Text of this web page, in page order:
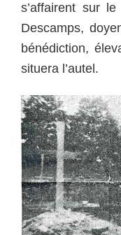
s’affairent sur
Descamps,
bénédiction,
situera l’autel.